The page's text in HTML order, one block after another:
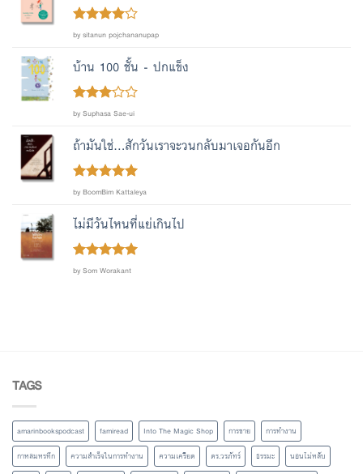
Rated4
by sitanun pojchananupap
บ้าน 100 ชั้น - ปกแข็ง
Rated
of 5
by Suphasa Sae-ui
ถ้ามันใช่...สักวันเราจะวนกลับมาเจอกันอีก
Rated5out
by BoomBim Kattaleya
ไม่มีวันไหนที่แย่เกินไป
Rated5out
by Som Worakant
TAGS
amarinbookspodcast famiread Into The Magic Shop การขาย
การทำงาน
กาหลมหรทึก
ความสำเร็จในการทำงาน ความเครียด ดร.วรภัทร์ ธรรมะ
นอนไม่หลับ